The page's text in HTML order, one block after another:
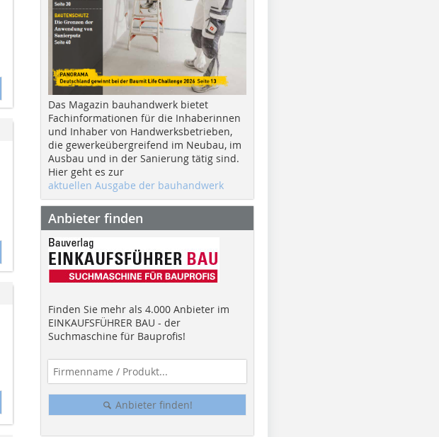
Das Magazin bauhandwerk bietet
Fachinformationen für die Inhaberinnen
und Inhaber von Handwerksbetrieben,
die gewerkeübergreifend im Neubau, im
Ausbau und in der Sanierung tätig sind.
Hier geht es zur
aktuellen Ausgabe der bauhandwerk
Anbieter finden
Finden Sie mehr als 4.000 Anbieter im
EINKAUFSFÜHRER BAU - der
Suchmaschine für Bauprofis!
Anbieter finden!